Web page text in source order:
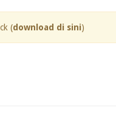
(download di sini)